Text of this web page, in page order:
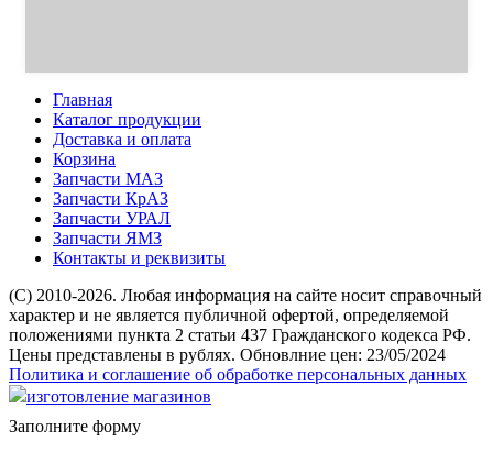
Главная
Каталог продукции
Доставка и оплата
Корзина
Запчасти МАЗ
Запчасти КрАЗ
Запчасти УРАЛ
Запчасти ЯМЗ
Контакты и реквизиты
(C) 2010-2026. Любая информация на сайте носит справочный
характер и не является публичной офертой, определяемой
положениями пункта 2 статьи 437 Гражданского кодекса РФ.
Цены представлены в рублях. Обновлние цен: 23/05/2024
Политика и соглашение об обработке персональных данных
изготовление магазинов
Заполните форму